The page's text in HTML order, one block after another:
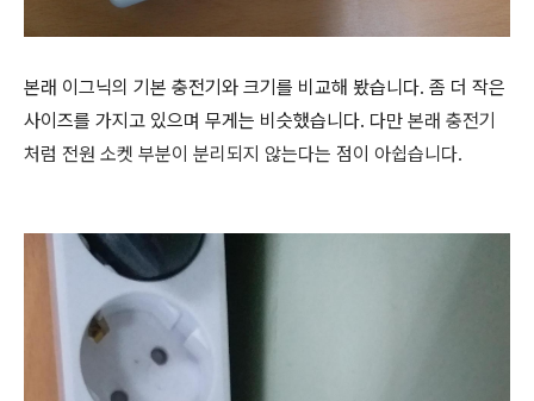
본래 이그닉의 기본 충전기와 크기를 비교해 봤습니다. 좀 더 작은
사이즈를 가지고 있으며 무게는 비슷했습니다. 다만 본래 충전기
처럼 전원 소켓 부분이 분리되지 않는다는 점이 아쉽습니다.